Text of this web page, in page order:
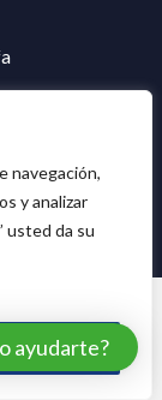
navegación,
y analizar
usted da su
todo
ayudarte?